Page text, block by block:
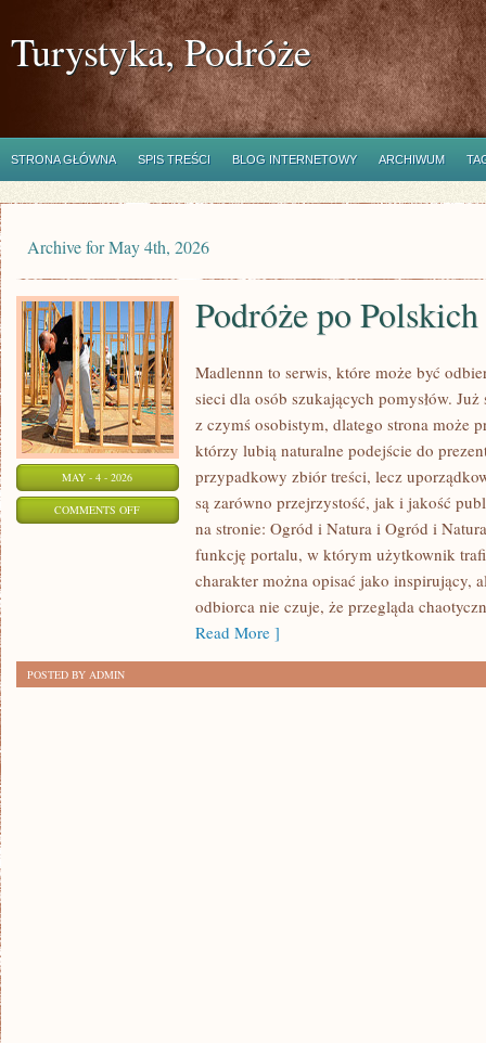
Turystyka, Podróże
STRONA GŁÓWNA SPIS TREŚCI BLOG INTERNETOWY ARCHIWUM
Archive for May 4th, 2026
MAY - 4 - 2026
COMMENTS OFFON
Podróże po
Madlennn to serwis, które może być
sieci dla osób szukających pomysłów.
z czymś osobistym, dlatego strona może
którzy lubią naturalne podejście do
przypadkowy zbiór treści, lecz
są zarówno przejrzystość, jak i jakość
na stronie: Ogród i Natura i Ogród i
funkcję portalu, w którym użytkownik
charakter można opisać jako inspirujący,
odbiorca nie czuje, że przegląda
Read More ]
POSTED BY ADMIN